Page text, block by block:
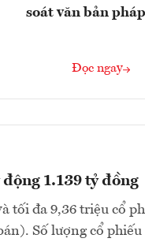
soát văn bản
Đọc ngay
1.139 tỷ đồng
tối đa 9,36 triệu cổ
Số lượng cổ phiếu